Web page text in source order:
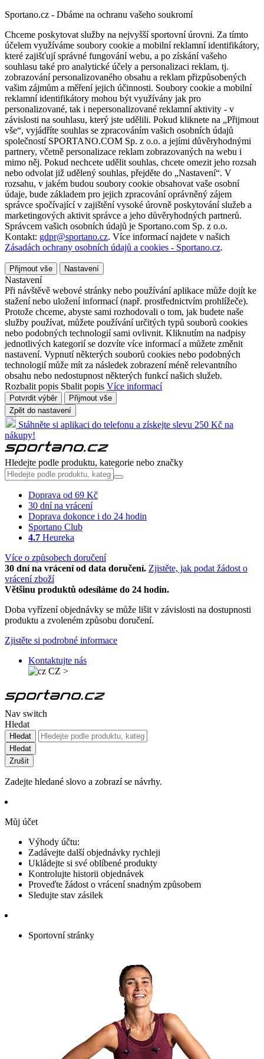
Sportano.cz - Dbáme na ochranu vašeho soukromí
Chceme poskytovat služby na nejvyšší sportovní úrovni. Za tímto
účelem využíváme soubory cookie a mobilní reklamní identifikátory,
které zajišťují správné fungování webu, a po získání vašeho
souhlasu také pro analytické účely a personalizaci reklam, tj.
zobrazování personalizovaného obsahu a reklam přizpůsobených
vašim zájmům a měření jejich účinnosti. Soubory cookie a mobilní
reklamní identifikátory mohou být využívány jak pro
personalizované, tak i nepersonalizované reklamní aktivity - v
závislosti na souhlasu, který jste udělili. Pokud kliknete na „Přijmout
vše“, vyjádříte souhlas se zpracováním vašich osobních údajů
společností SPORTANO.COM Sp. z o.o. a jejími důvěryhodnými
partnery, včetně personalizace reklam zobrazovaných na webu i
mimo něj. Pokud nechcete udělit souhlas, chcete omezit jeho rozsah
nebo odvolat již udělený souhlas, přejděte do „Nastavení“. V
rozsahu, v jakém budou soubory cookie obsahovat vaše osobní
údaje, bude základem pro jejich zpracování oprávněný zájem
správce spočívající v zajištění vysoké úrovně poskytování služeb a
marketingových aktivit správce a jeho důvěryhodných partnerů.
Správcem vašich osobních údajů je Sportano.com Sp. z o.o.
Kontakt: gdpr@sportano.cz. Více informací najdete v našich
Zásadách ochrany osobních údajů a cookies - Sportano.cz.
Přijmout vše Nastavení
Nastavení
Při návštěvě webové stránky nebo používání aplikace může dojít ke
stažení nebo uložení informací (např. prostřednictvím prohlížeče).
Protože chceme, abyste sami rozhodovali o tom, jak budete naše
služby používat, můžete používání určitých typů souborů cookies
nebo podobných technologií sami ovlivnit. Kliknutím na nadpisy
jednotlivých kategorií se dozvíte více informací a můžete změnit
nastavení. Vypnutí některých souborů cookies nebo podobných
technologií může mít za následek zobrazení méně relevantního
obsahu nebo nedostupnost některých funkcí našich služeb.
Rozbalit popis Sbalit popis Více informací
Potvrdit výběr
Přijmout vše
Zpět do nastavení
Stáhněte si aplikaci do telefonu a získejte slevu 250 Kč na
nákupy!
Hledejte podle produktu, kategorie nebo značky
Doprava od 69 Kč
30 dní na vrácení
Doprava dokonce i do 24 hodin
Sportano Club
4.7 Heureka
Více o způsobech doručení
30 dní na vrácení od data doručení. Zjistěte, jak podat žádost o
vrácení zboží
Většinu produktů odesíláme do 24 hodin.
Doba vyřízení objednávky se může lišit v závislosti na dostupnosti
produktu a zvoleném způsobu doručení.
Zjistěte si podrobné informace
Kontaktujte nás
CZ >
Nav switch
Hledat
Hledat
Hledat
Zrušit
Zadejte hledané slovo a zobrazí se návrhy.
Můj účet
Výhody účtu:
Zadávejte další objednávky rychleji
Ukládejte si své oblíbené produkty
Kontrolujte historii objednávek
Proveďte žádost o vrácení snadným způsobem
Sledujte stav zásilek
Sportovní stránky